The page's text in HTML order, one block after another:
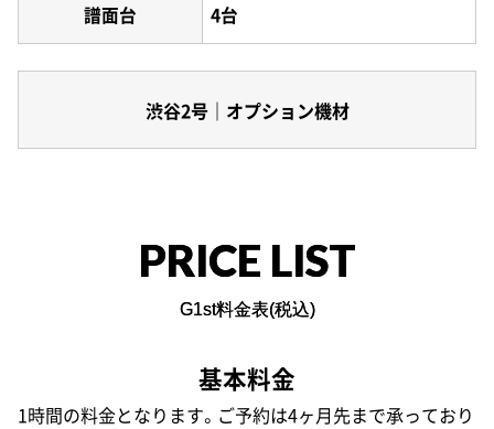
譜面台 4台
渋谷2号｜オプション機材
PRICE LIST
G1st料金表(税込)
基本料金
1時間の料金となります。ご予約は4ヶ月先まで承っており